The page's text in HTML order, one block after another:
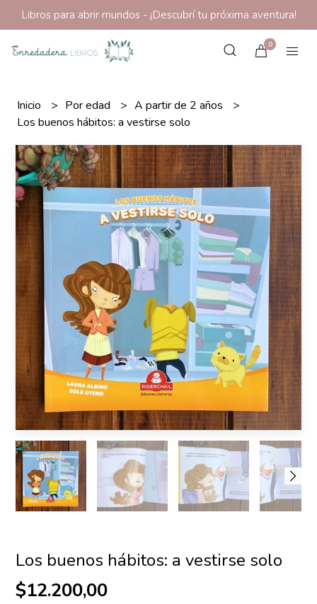
Libros para abrir mundos - ¡Descubrí tu próxima aventura!
0
Inicio Por edad
A partir de 2 años
Los buenos hábitos: a vestirse solo
Los buenos hábitos: a vestirse solo
$12.200,00